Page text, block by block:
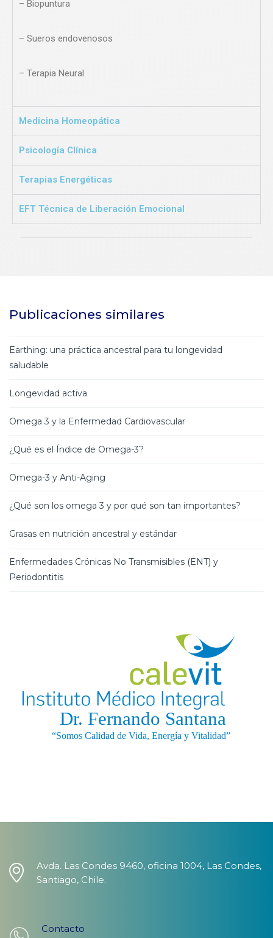
– Biopuntura
– Sueros endovenosos
– Terapia Neural
Medicina Homeopática
Psicología Clínica
Terapias Energéticas
EFT Técnica de Liberación Emocional
Publicaciones similares
Earthing: una práctica ancestral para tu longevidad
saludable
Longevidad activa
Omega 3 y la Enfermedad Cardiovascular
¿Qué es el Índice de Omega-3?
Omega-3 y Anti-Aging
¿Qué son los omega 3 y por qué son tan importantes?
Grasas en nutrición ancestral y estándar
Enfermedades Crónicas No Transmisibles (ENT) y
Periodontitis
Avda. Las Condes 9460, oficina 1004, Las Condes,
Santiago, Chile.
Contacto